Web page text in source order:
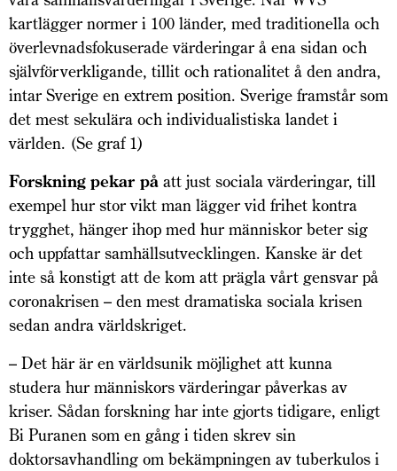
kartlägger normer i 100 länder, med traditionella och
överlevnadsfokuserade värderingar å ena sidan och
självförverkligande, tillit och rationalitet å den andra,
intar Sverige en extrem position. Sverige framstår som
det mest sekulära och individualistiska landet i
världen. (Se graf 1)
Forskning pekar på att just sociala värderingar, till
exempel hur stor vikt man lägger vid frihet kontra
trygghet, hänger ihop med hur människor beter sig
och uppfattar samhällsutvecklingen. Kanske är det
inte så konstigt att de kom att prägla vårt gen­svar på
coronakrisen – den mest dramatiska sociala krisen
sedan andra världskriget.
– Det här är en världsunik möjlighet att kunna
studera hur människors värderingar påverkas av
kriser. Sådan forskning har inte gjorts tidigare, enligt
Bi Puranen som en gång i tiden skrev sin
doktorsavhandling om bekämpningen av tuberkulos i